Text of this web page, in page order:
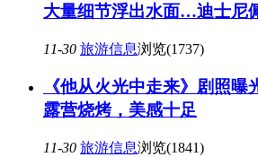
大量细节浮出水面…迪士尼
11-30 旅游信息浏览(1737)
《他从火光中走来》剧照曝
露营烧烤，美感十足
11-30 旅游信息浏览(1841)